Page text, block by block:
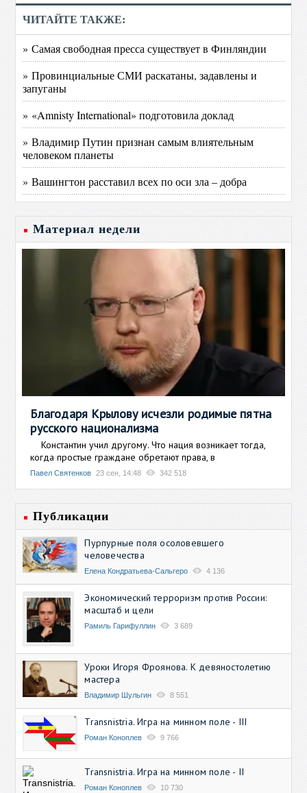
ЧИТАЙТЕ ТАКЖЕ:
» Самая свободная пресса существует в Финляндии
» Провинциальные СМИ раскатаны, задавлены и
запуганы
» «Amnisty International» подготовила доклад
» Владимир Путин признан самым влиятельным
человеком планеты
» Вашингтон расставил всех по оси зла – добра
Материал недели
Благодаря Крылову исчезли родимые пятна
русского национализма
Константин учил другому. Что нация возникает тогда,
когда простые граждане обретают права, в
Павел Святенков 23 сен, 14:48 342 518
Публикации
Пурпурные поля осоловевшего
человечества
Елена Кондратьева-Сальгеро 4 136
Экономический терроризм против России:
масштаб и цели
Рамиль Гарифуллин 3 689
Уроки Игоря Фроянова. К девяностолетию
мастера
Владимир Шульгин 8 551
Transnistria. Игра на минном поле - III
Роман Коноплев 9 766
Transnistria. Игра на минном поле - II
Роман Коноплев 10 730